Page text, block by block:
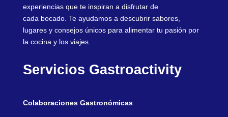
experiencias que te inspiran a disfrutar de
cada bocado. Te ayudamos a descubrir sabores,
lugares y consejos únicos para alimentar tu pasión por
la cocina y los viajes.
Servicios Gastroactivity
Colaboraciones Gastronómicas